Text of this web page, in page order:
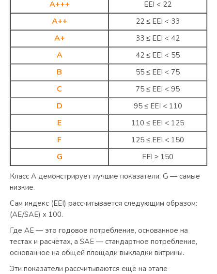
A+++ EEI < 22
A++ 22 ≤ EEI < 33
A+ 33 ≤ EEI < 42
A 42 ≤ EEI < 55
B 55 ≤ EEI < 75
C 75 ≤ EEI < 95
D 95 ≤ EEI < 110
E 110 ≤ EEI < 125
F 125 ≤ EEI < 150
G
EEI ≥ 150
Класс A демонстрирует лучшие показатели, G — самые
низкие.
Сам индекс (EEI) рассчитывается следующим образом:
(AE/SAE) x 100.
Где AE — это годовое потребление, основанное на
тестах и расчётах, а SAE — стандартное потребление,
основанное на общей площади выкладки витрины.
Эти показатели рассчитываются ещё на этапе